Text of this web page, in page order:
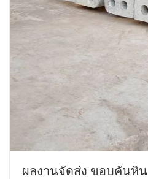
ผลงานจัดส่ง ขอบคันหิน